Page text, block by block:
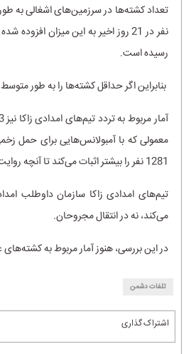
رسیده است.
بنابراین اگر حداقل کشته‌ها را به طور متوسط 61 نفر در روز در نظر بگیریم، به تعداد 1281 کشته می‌رسیم.
معمولی که با آمبولانس‌هایی برای حمل
1281 نفر را بیشتر اثبات می‌کند تا آنچه روایت‌های رسمی اسرائیل مدعی هستند!
تیم‌های امدادی زاکا سازمان داوطلب
می‌کند، نه در انتقال مجروحان.
در این بررسی، هنوز آمار مربوط به
تلفات دشمن
اشتراک گذاری